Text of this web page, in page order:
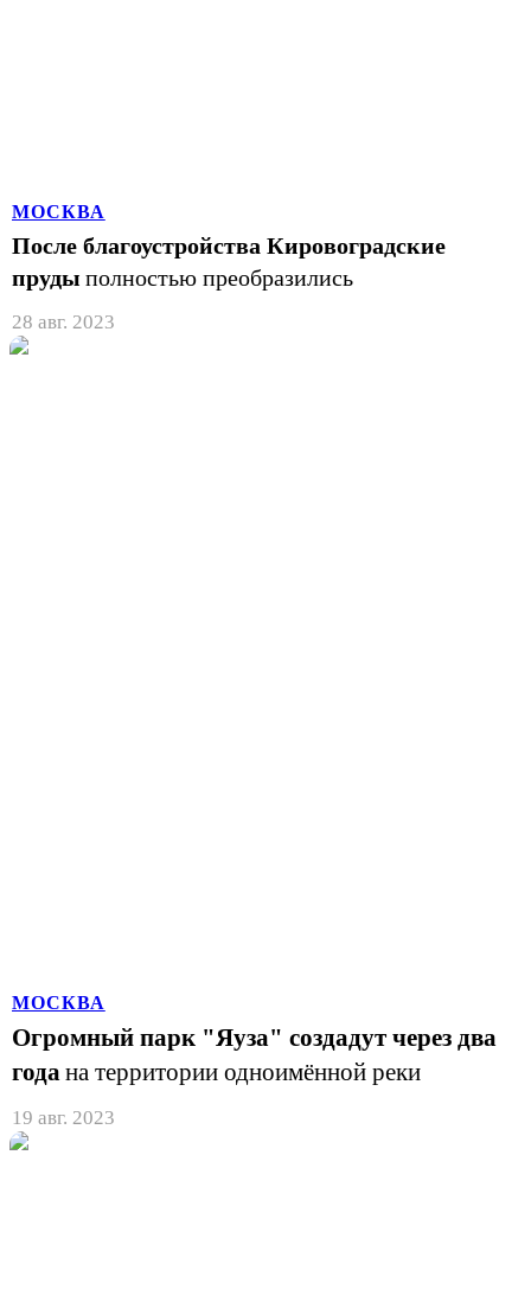
МОСКВА
После благоустройства Кировоградские
пруды полностью преобразились
28 авг. 2023
МОСКВА
Огромный парк "Яуза" создадут через два
года на территории одноимённой реки
19 авг. 2023